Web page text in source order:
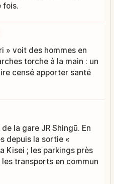
fois.
» voit des hommes en
torche à la main : un
censé apporter santé
la gare JR Shingū. En
depuis la sortie «
Kisei ; les parkings près
transports en commun